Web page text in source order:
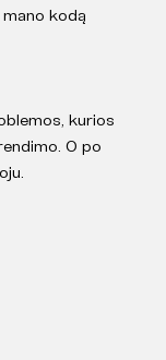
kodą
kurios
O po